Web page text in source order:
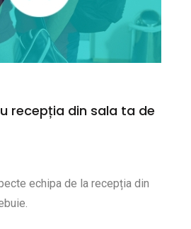
recepția din sala ta de
echipa de la recepția din